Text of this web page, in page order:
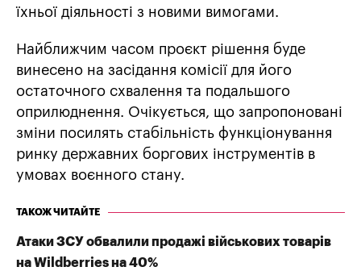
їхньої діяльності з новими вимогами.
Найближчим часом проєкт рішення буде
винесено на засідання комісії для його
остаточного схвалення та подальшого
оприлюднення. Очікується, що запропоновані
зміни посилять стабільність функціонування
ринку державних боргових інструментів в
умовах воєнного стану.
ТАКОЖ ЧИТАЙТЕ
Атаки ЗСУ обвалили продажі військових товарів
на Wildberries на 40%